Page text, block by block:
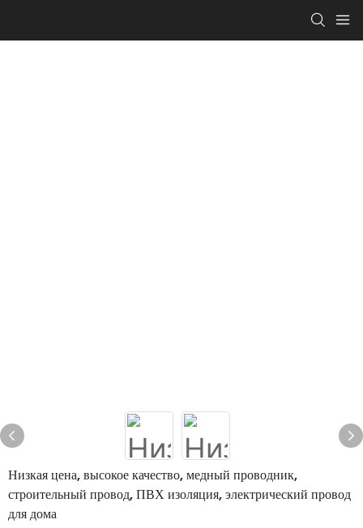
Низкая цена, высокое качество, медный проводник,
строительный провод, ПВХ изоляция, электрический провод
для дома